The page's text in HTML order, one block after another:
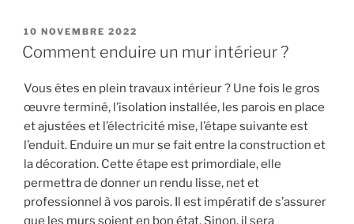
bon
choix
selon
la
pièce
! »
POSTED
ON
10 NOVEMBRE 2022
Comment enduire un mur intérieur ?
Vous êtes en plein travaux intérieur ? Une fois le gros
œuvre terminé, l’isolation installée, les parois en place
et ajustées et l’électricité mise, l’étape suivante est
l’enduit. Enduire un mur se fait entre la construction et
la décoration. Cette étape est primordiale, elle
permettra de donner un rendu lisse, net et
professionnel à vos parois. Il est impératif de s’assurer
que les murs soient en bon état. Sinon, il sera